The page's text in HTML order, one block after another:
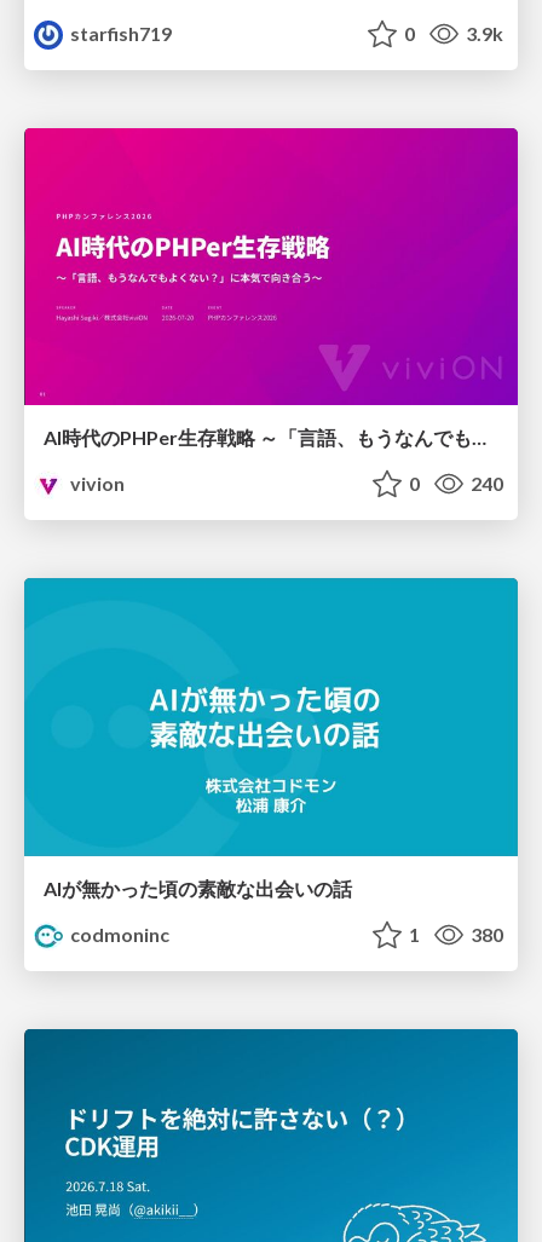
starfish719
0 3.9k
AI時代のPHPer生存戦略 ～「言語、もうなんでもよくない？」に本気で向き合う～
vivion
0 240
AIが無かった頃の素敵な出会いの話
codmoninc
1 380